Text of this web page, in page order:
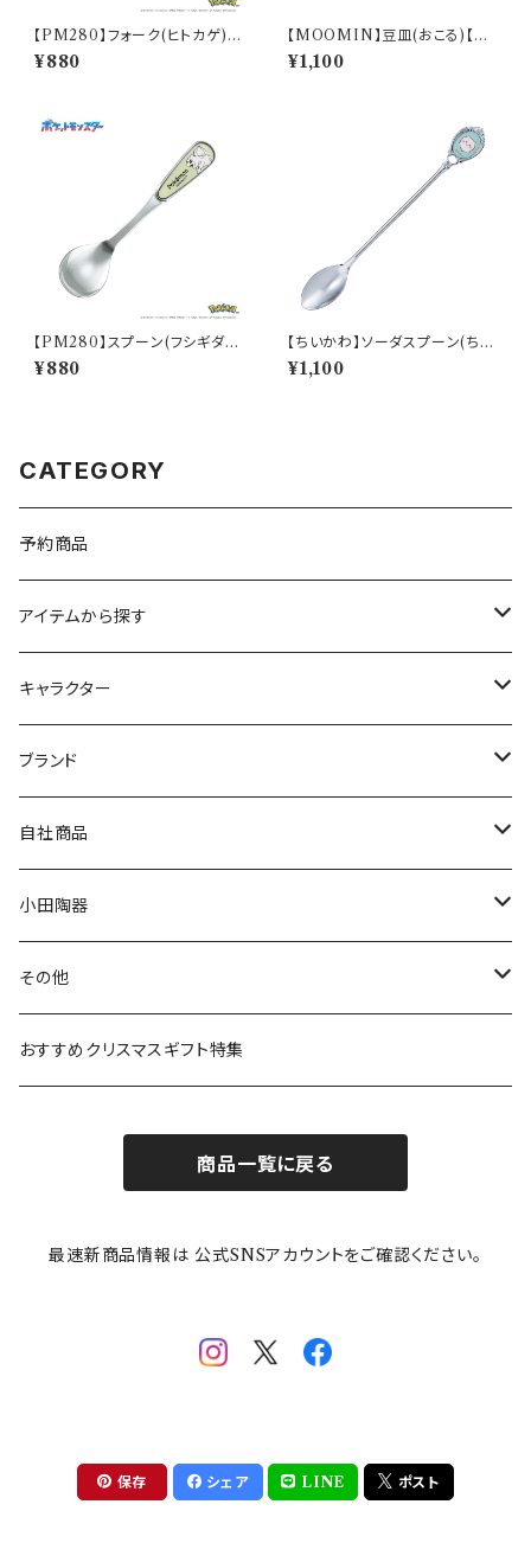
【PM280】フォーク(ヒトカゲ)
【Daily Sketch】PM282-851
¥880
【MOOMIN】豆皿(おこる)【M
M14000】MM14003-333
¥1,100
【PM280】スプーン(フシギダ
ネ)【Daily Sketch】PM281-8
50
¥880
【ちいかわ】ソーダスプーン(ちい
かわ)【CKW40】CKW41-850
¥1,100
CATEGORY
予約商品
アイテムから探す
九谷焼
マグ＆カップ
プレート
ボウル
ガラスウェア
カトラリー
キャラクター
ムーミン
80th記念アイテム
リトルミイの日記念アイテム
MOOMIN ANIMATION
スヌーピー
ピーターラビット
ポケットモンスター
mofusand（モフサンド）
mofsand×日比谷花壇
ちびまる子ちゃんandクレヨンしんちゃん
ブランド
LA AMYS(エミーズ)
LISA LARSON(リサラーソン)
LAURA ASHLEY(ローラ アシュレイ)
Finlayson(フィンレイソン)
HANAE MORI(ハナエモリ)
THE BEATLES(ザ・ビートルズ)
【山加商店×yaeko】migratory bird
自社商品
ねこ企画
Cecera(セセラ)
CELEC(セレック)
隅切り重箱
HAPPY DINING(ハッピーダイニング)
小田陶器
さざなみ
吉祥
メイメイウェア
SoSo(ソソ）
その他
リサイクル食器
おすすめクリスマスギフト特集
商品一覧に戻る
最速新商品情報は 公式SNSアカウントをご確認ください。
保存 シェア LINE ポスト